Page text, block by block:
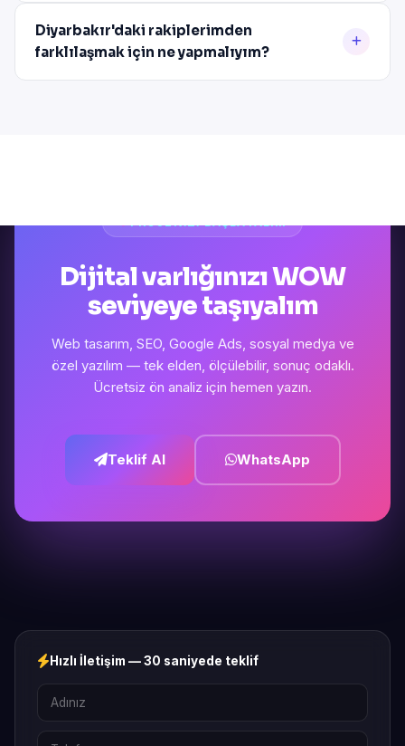
Diyarbakır'daki rakiplerimden
farklılaşmak için ne yapmalıyım?
Dijital varlığınızı WOW
seviyeye taşıyalım
Web tasarım, SEO, Google Ads, sosyal medya ve
özel yazılım — tek elden, ölçülebilir, sonuç odaklı.
Ücretsiz ön analiz için hemen yazın.
Teklif Al WhatsApp
Hızlı İletişim — 30 saniyede teklif